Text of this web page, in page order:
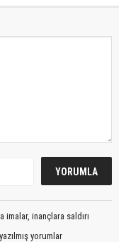
inançlara saldırı
yorumlar